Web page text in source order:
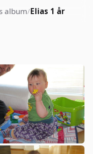
album/Elias 1 år